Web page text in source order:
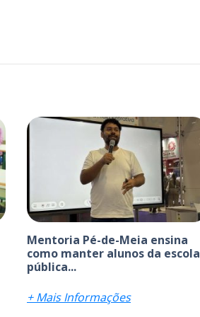
Mentoria Pé-de-Meia ensina
como manter alunos da escola
pública...
+ Mais Informações